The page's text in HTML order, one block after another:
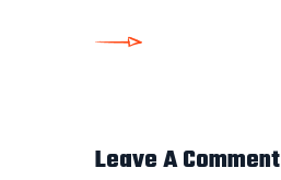
Leave A Comment